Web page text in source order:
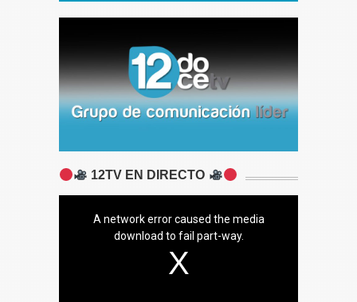
12TV EN DIRECTO
A network error caused the media
download to fail part-way.